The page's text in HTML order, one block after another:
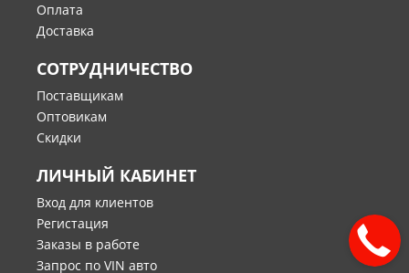
Оплата
Доставка
СОТРУДНИЧЕСТВО
Поставщикам
Оптовикам
Скидки
ЛИЧНЫЙ КАБИНЕТ
Вход для клиентов
Регистация
Заказы в работе
Запрос по VIN авто